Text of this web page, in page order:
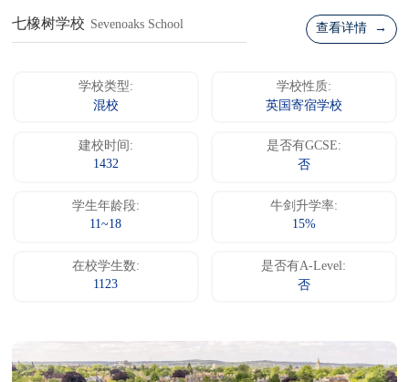
七橡树学校 Sevenoaks School 查看详情 →
学校类型:
混校
学校性质:
英国寄宿学校
建校时间:
1432
是否有GCSE:
否
学生年龄段:
11~18
牛剑升学率:
15%
在校学生数:
1123
是否有A-Level:
否